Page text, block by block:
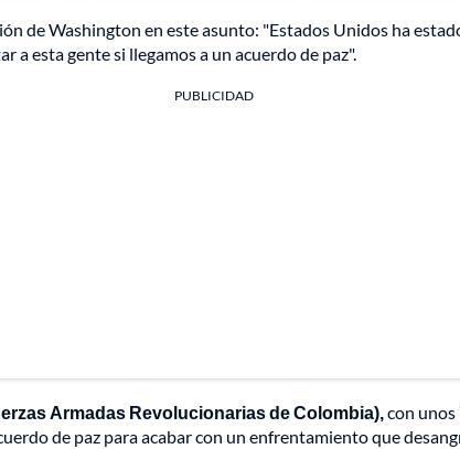
de Washington en este asunto: "Estados Unidos ha
a esta gente si llegamos a un acuerdo de paz".
PUBLICIDAD
Armadas Revolucionarias de Colombia),con unos
de paz para acabar con un enfrentamiento que